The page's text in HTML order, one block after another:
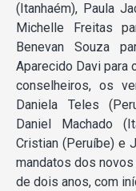
(Itanhaém), Paula
Michelle Freitas
Benevan Souza
Aparecido Davi para
conselheiros, os
Daniela Teles
Daniel Machado
Cristian (Peruíbe) e
mandatos dos
de dois anos, com